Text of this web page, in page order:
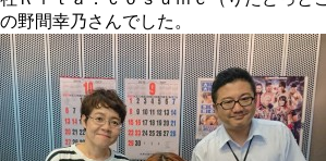
の野間幸乃さんでした。